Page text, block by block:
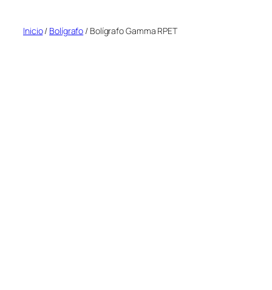
Inicio/ Bolígrafo / Bolígrafo Gamma RPET